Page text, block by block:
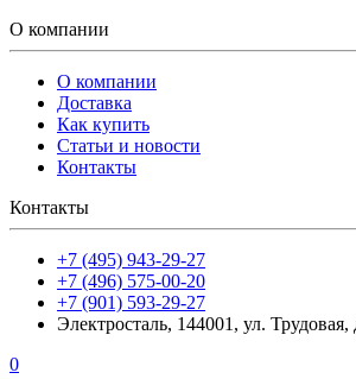
О компании
О компании
Доставка
Как купить
Статьи и новости
Контакты
Контакты
+7 (495) 943-29-27
+7 (496) 575-00-20
+7 (901) 593-29-27
Электросталь, 144001, ул. Трудовая,
0